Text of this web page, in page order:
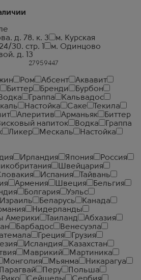
д. 78. к. 3
м. Курская
30. стр. 1
м. Одинцово
д. 13
Ром Абсент
Аквавит
Биттер Бренди
Бурбон
Водка Граппа
Кальвадос
Настойка Саке
Текила
Аперитив Арманьяк
Биттер
напиток Водка
Граппа
Ликер Мескаль
Настойка
Ирландия Япония
Россия
Швейцария
Испания
Тайвань
Армения Швеция
Бельгия
Болгария
Уэльс
Израиль Беларусь
Канада
Нидерланды
Америки
Таиланд
Абхазия
Барбадос
Венесуэла
Греция
Грузия
Исландия
Казахстан
Маврикий
Мартиника
Монголия Мьянма
Никарагуа
Парагвай Перу
Польша